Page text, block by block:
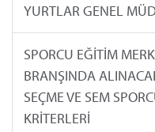
YURTLAR GENEL
SPORCU EĞİTİM
BRANŞINDA
SEÇME VE SEM
KRİTERLERİ